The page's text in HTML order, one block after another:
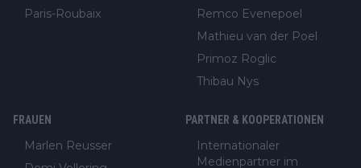
Paris-Roubaix
Remco Evenepoel
Mathieu van der Poel
Primoz Roglic
Thibau Nys
FRAUEN
Marlen Reusser
PARTNER & KOOPERATIONEN
Internationaler
Medienpartner im